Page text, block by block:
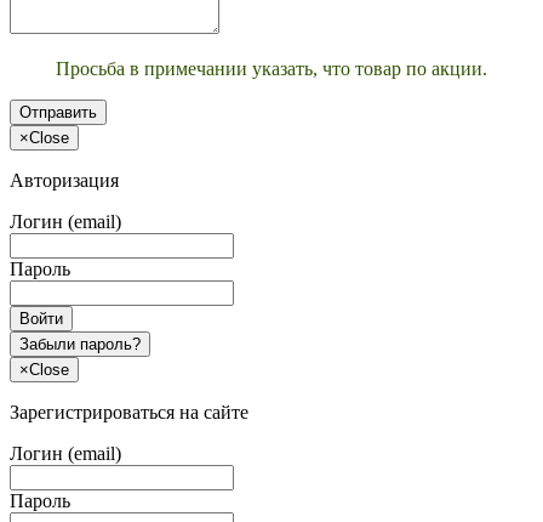
Просьба в примечании указать, что товар по акции.
Отправить
×Close
Авторизация
Логин (email)
Пароль
Войти
Забыли пароль?
×Close
Зарегистрироваться на сайте
Логин (email)
Пароль